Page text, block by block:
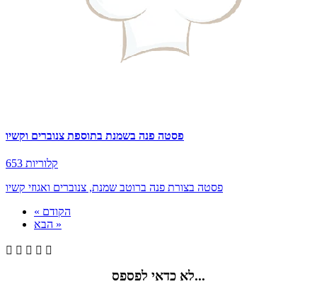
פסטה פנה בשמנת בתוספת צנוברים וקשיו
653 קלוריות
פסטה בצורת פנה ברוטב שמנת, צנוברים ואגוזי קשיו
« הקודם
הבא »
    
לא כדאי לפספס...